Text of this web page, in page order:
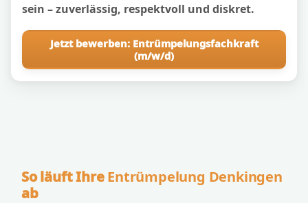
sein – zuverlässig, respektvoll und diskret.
Jetzt bewerben: Entrümpelungsfachkraft
(m/w/d)
So läuft IhreEntrümpelung Denkingen
ab